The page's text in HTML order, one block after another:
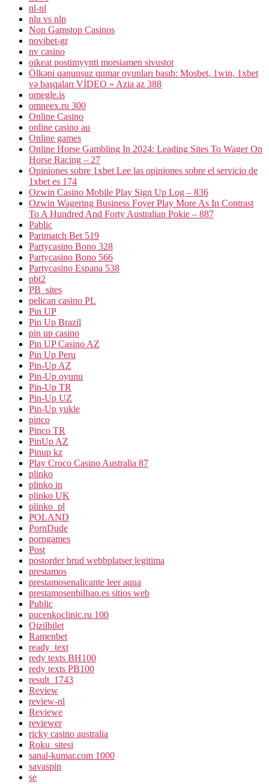
nl-nl
nlu vs nlp
Non Gamstop Casinos
novibet-gr
nv casino
oikeat postimyynti morsiamen sivustot
Ölkəni qanunsuz qumar oyunları basıb: Mosbet, 1win, 1xbet
və başqaları VİDEO » Azia az 388
omegle.is
omneex.ru 300
Online Casino
online casino au
Online games
Online Horse Gambling In 2024: Leading Sites To Wager On
Horse Racing – 27
Opiniones sobre 1xbet Lee las opiniones sobre el servicio de
1xbet es 174
Ozwin Casino Mobile Play Sign Up Log – 836
Ozwin Wagering Business Foyer Play More As In Contrast
To A Hundred And Forty Australian Pokie – 887
Pablic
Parimatch Bet 519
Partycasino Bono 328
Partycasino Bono 566
Partycasino Espana 538
pbt2
PB_sites
pelican casino PL
Pin UP
Pin Up Brazil
pin up casino
Pin UP Casino AZ
Pin Up Peru
Pin-Up AZ
Pin-Up oyunu
Pin-Up TR
Pin-Up UZ
Pin-Up yukle
pinco
Pinco TR
PinUp AZ
Pinup kz
Play Croco Casino Australia 87
plinko
plinko in
plinko UK
plinko_pl
POLAND
PornDude
porngames
Post
postorder brud webbplatser legitima
prestamos
prestamosenalicante leer aqua
prestamosenbilbao.es sitios web
Public
pucenkoclinic.ru 100
Qizilbilet
Ramenbet
ready_text
redy texts BH100
redy texts PB100
result_1743
Review
review-nl
Reviewe
reviewer
ricky casino australia
Roku_sitesi
sanal-kumar.com 1000
savaspin
se